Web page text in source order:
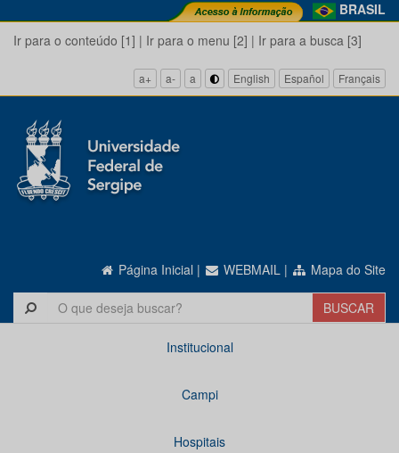
BRASIL
Ir para o conteúdo [1] | Ir para o menu [2] | Ir para a busca [3]
a+ a- a English Español Français
Página Inicial | WEBMAIL | Mapa do Site
Institucional
Campi
Hospitais